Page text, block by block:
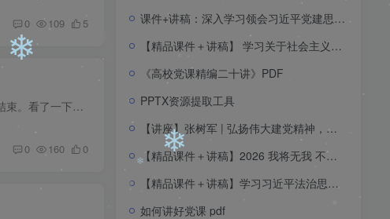
0 109 5
2023辽宁大学哲学初试611哲学史和811哲学基础理论真题分析考情分析 最近一直忙于写毕业论文跟国考，忽然发现23考研已经结束。看了一下今年的辽大611哲学史与811哲学基础理论的真题，有一些新发...
0 160 0
课件+讲稿：深入学习领会习近平党建思想的内涵体系（十四个坚持）zj
【精品课件＋讲稿】 学习关于社会主义政治建设论述zy2
《高校党课精编二十讲》PDF
PPTX资源提取工具
【讲座】张树军 | 弘扬伟大建党精神，坚定信心，接续奋斗 —— 庆祝中国共产党成立105周年专题讲座20260702
【精品课件＋讲稿】2026 我将无我 不负人民 ——习近平总书记的人民情怀
【精品课件＋讲稿】学习习近平法治思想 深入推进全面依法治国
如何讲好党课 pdf
❄